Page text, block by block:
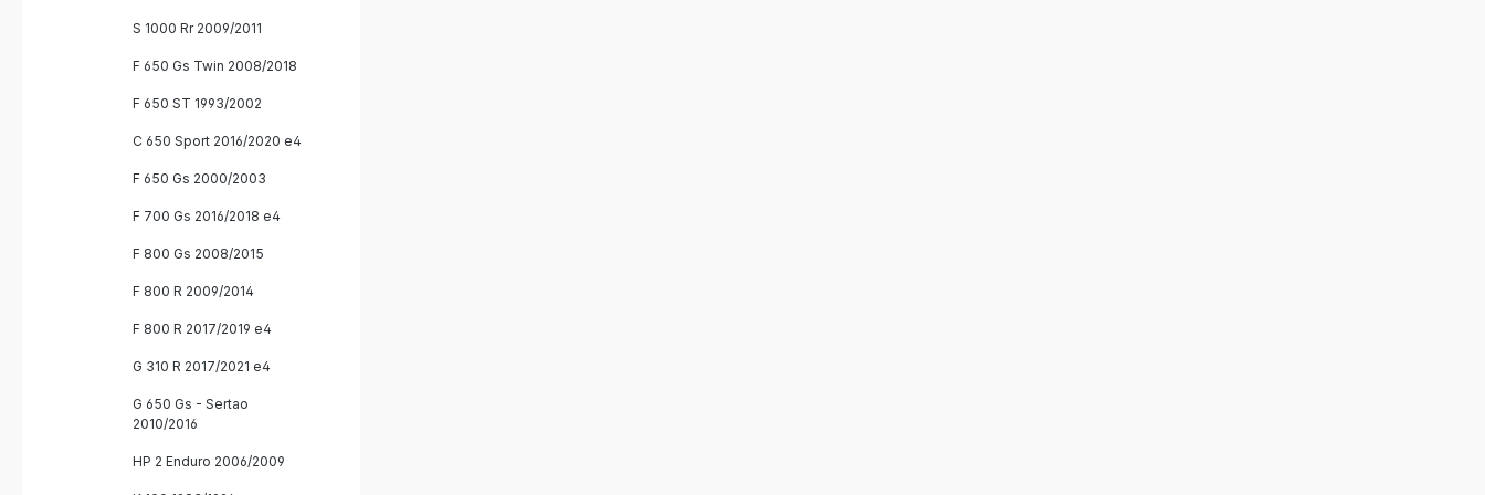
S 1000 Rr 2009/2011
F 650 Gs Twin 2008/2018
F 650 ST 1993/2002
C 650 Sport 2016/2020 e4
F 650 Gs 2000/2003
F 700 Gs 2016/2018 e4
F 800 Gs 2008/2015
F 800 R 2009/2014
F 800 R 2017/2019 e4
G 310 R 2017/2021 e4
G 650 Gs - Sertao
2010/2016
HP 2 Enduro 2006/2009